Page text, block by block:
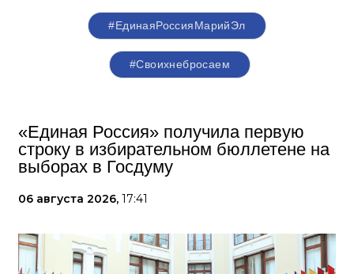
#ЕдинаяРоссияМарийЭл
#Своихнебросаем
«Единая Россия» получила первую
строку в избирательном бюллетене на
выборах в Госдуму
06 августа 2026, 17:41